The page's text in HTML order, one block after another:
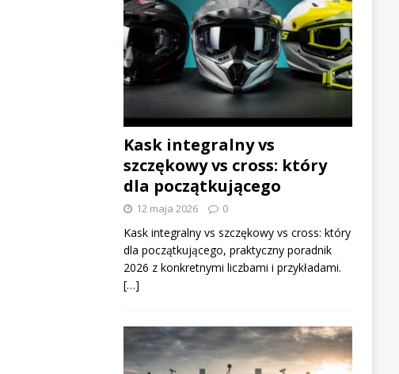
Kask integralny vs
szczękowy vs cross: który
dla początkującego
12 maja 2026 0
Kask integralny vs szczękowy vs cross: który
dla początkującego, praktyczny poradnik
2026 z konkretnymi liczbami i przykładami.
[…]